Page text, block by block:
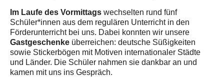
Im Laufe des Vormittagswechselten rund fünf
Schüler*innen aus dem regulären Unterricht in den
Förderunterricht bei uns. Dabei konnten wir unsere
Gastgeschenke überreichen: deutsche Süßigkeiten
sowie Stickerbögen mit Motiven internationaler Städte
und Länder. Die Schüler nahmen sie dankbar an und
kamen mit uns ins Gespräch.